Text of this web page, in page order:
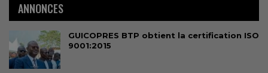
ANNONCES
GUICOPRES BTP obtient la certification ISO
9001:2015